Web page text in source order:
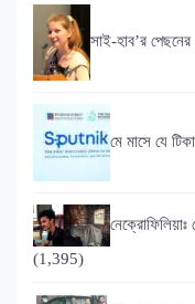
সাই-হাব’র পেছনের
মে মাসে যে
(1,395)